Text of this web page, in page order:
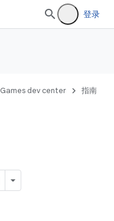
登录
Games dev center 指南